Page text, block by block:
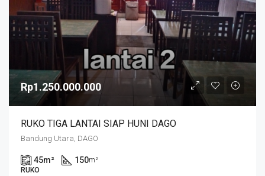
Rp1.250.000.000
RUKO TIGA LANTAI SIAP HUNI DAGO
Bandung Utara, DAGO
45m² 150m²
RUKO